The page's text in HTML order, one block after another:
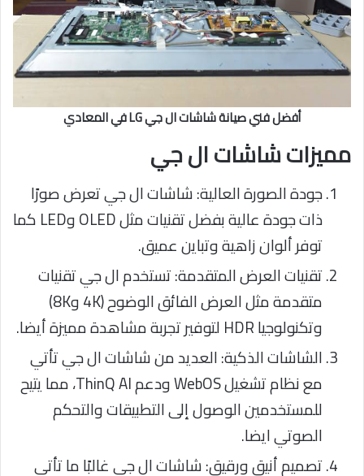
أفضل فني صيانة شاشات ال جي LG في المعادي
مميزات شاشات ال جي
جودة الصورة العالية: شاشات ال جي تعرض صورًا
ذات جودة عالية بفضل تقنيات مثل OLED وLED كما
توفر ألوان زاهية وتباين عميق.
تقنيات العرض المتقدمة: تستخدم ال جي تقنيات
متقدمة مثل العرض الفائق الوضوح (4K و8K)
وتكنولوجيا HDR لتوفير تجربة مشاهدة مميزة أيضا.
الشاشات الذكية: العديد من شاشات ال جي تأتي
مع نظام تشغيل WebOS ودعم ThinQ AI، مما يتيح
للمستخدمين الوصول إلى التطبيقات والتحكم
الصوتي ايضا.
تصميم أنيق ورقيق: شاشات ال جي غالبًا ما تأتي